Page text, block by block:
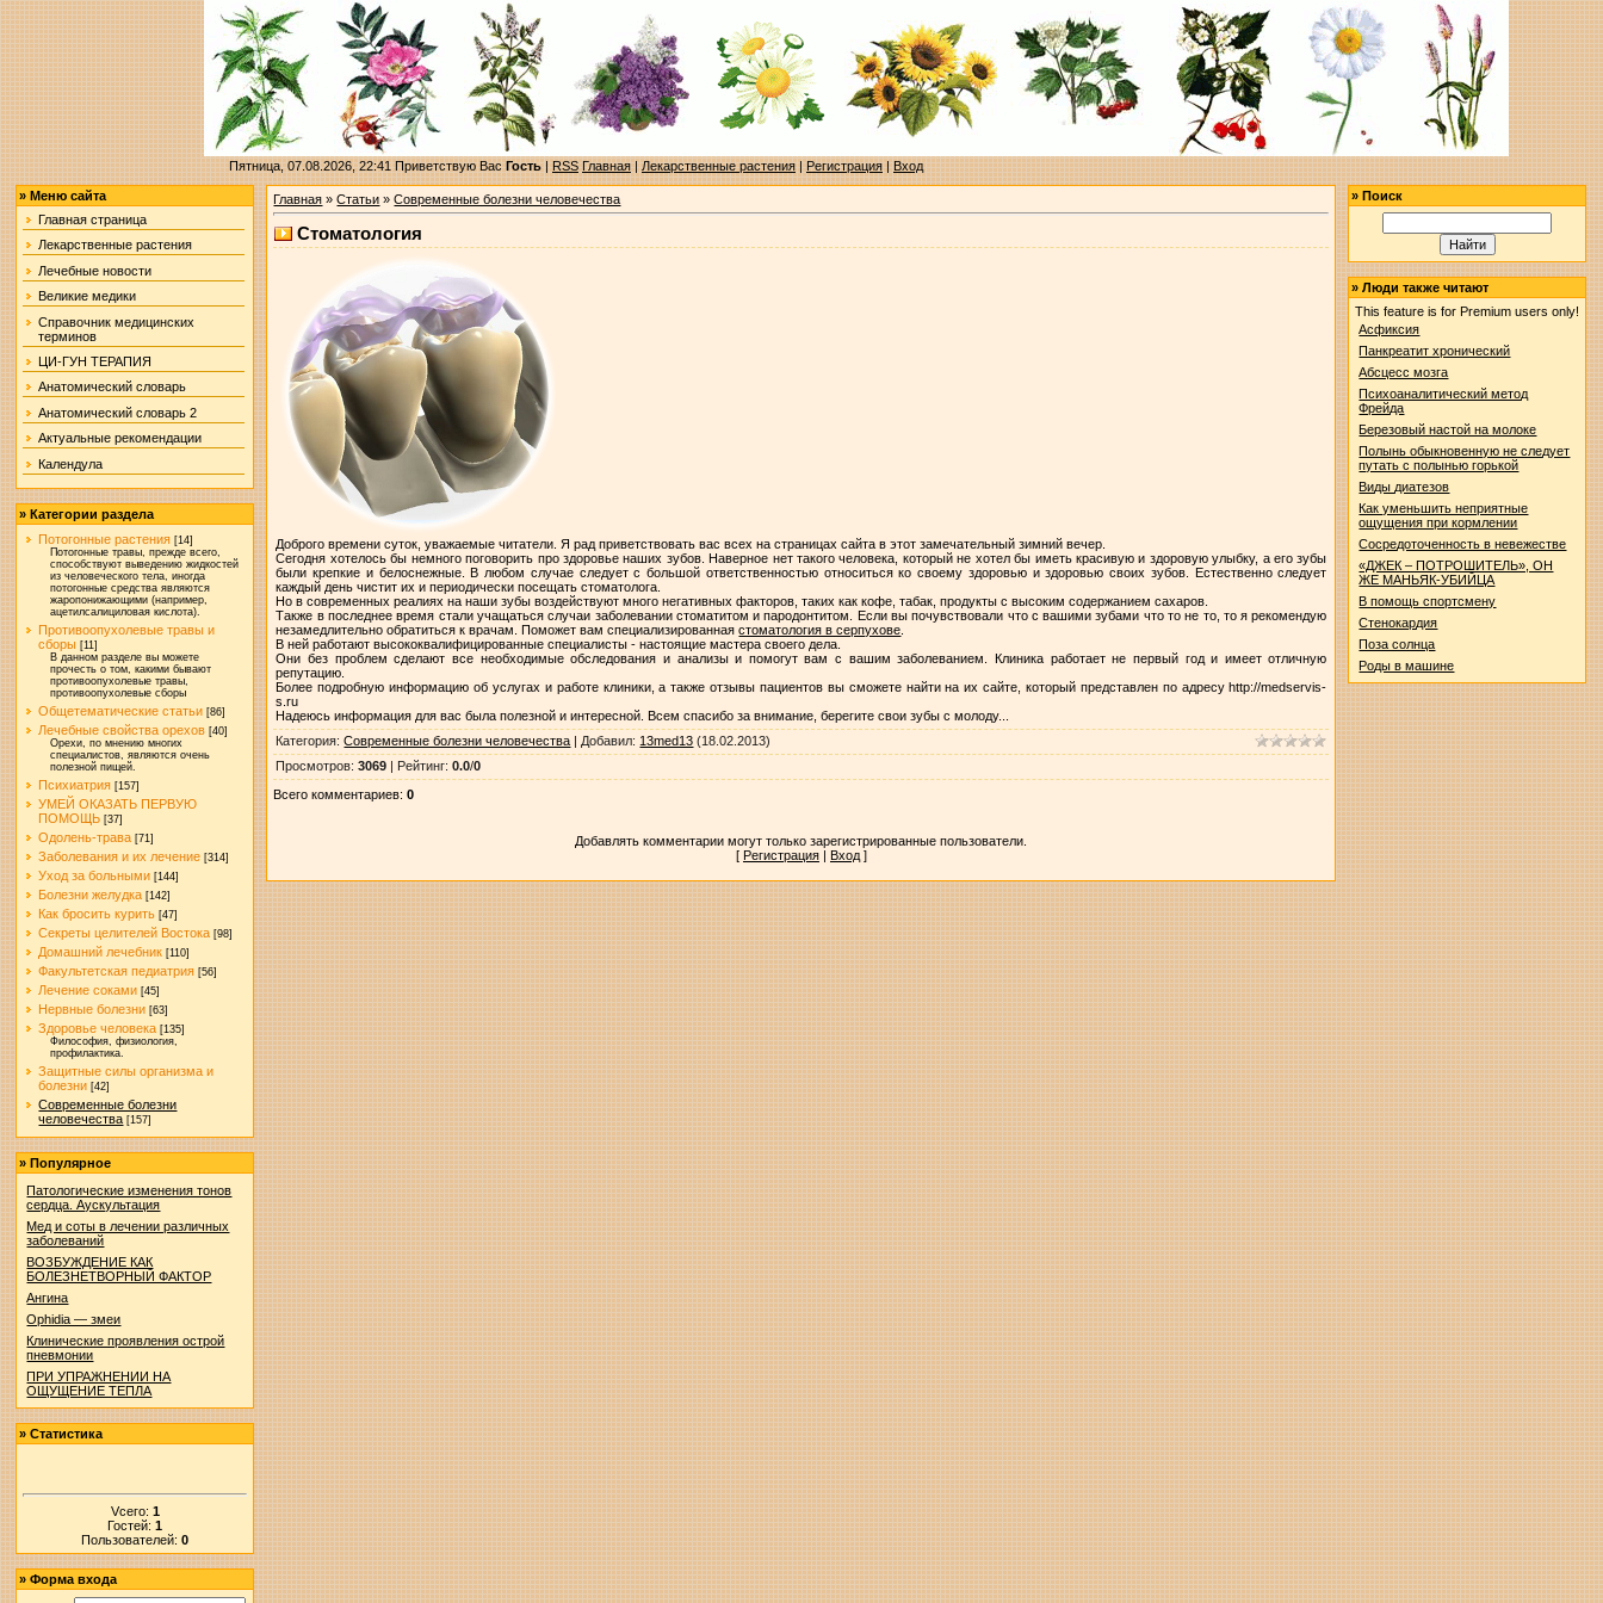
Пятница, 07.08.2026, 22:41Приветствую Вас Гость|RSS Главная|Лекарственные растения|Регистрация|Вход
»Меню сайта
Главная страница
Лекарственные растения
Лечебные новости
Великие медики
Справочник медицинских
терминов
ЦИ-ГУН ТЕРАПИЯ
Анатомический словарь
Анатомический словарь 2
Актуальные рекомендации
Календула
»Категории раздела
Потогонные растения [14]
Потогонные травы, прежде всего,
способствуют выведению жидкостей
из человеческого тела, иногда
потогонные средства являются
жаропонижающими (например,
ацетилсалициловая кислота).
Противоопухолевые травы и
сборы [11]
В данном разделе вы можете
прочесть о том, какими бывают
противоопухолевые травы,
противоопухолевые сборы
Общетематические статьи [86]
Лечебные свойства орехов [40]
Орехи, по мнению многих
специалистов, являются очень
полезной пищей.
Психиатрия [157]
УМЕЙ ОКАЗАТЬ ПЕРВУЮ
ПОМОЩЬ [37]
Одолень-трава [71]
Заболевания и их лечение [314]
Уход за больными [144]
Болезни желудка [142]
Как бросить курить [47]
Секреты целителей Востока [98]
Домашний лечебник [110]
Факультетская педиатрия [56]
Лечение соками [45]
Нервные болезни [63]
Здоровье человека [135]
Философия, физиология,
профилактика.
Защитные силы организма и
болезни [42]
Современные болезни
человечества [157]
»Популярное
Патологические изменения тонов
сердца. Аускультация
Мед и соты в лечении различных
заболеваний
ВОЗБУЖДЕНИЕ КАК
БОЛЕЗНЕТВОРНЫЙ ФАКТОР
Ангина
Ophidia — змеи
Клинические проявления острой
пневмонии
ПРИ УПРАЖНЕНИИ НА
ОЩУЩЕНИЕ ТЕПЛА
»Статистика
Vсего: 1
Гостей:1
Пользователей:0
»Форма входа
Главная »Статьи »Современные болезни человечества
Стоматология
Доброго времени суток, уважаемые читатели. Я рад приветствовать вас всех на страницах сайта в этот замечательный зимний вечер.
Сегодня хотелось бы немного поговорить про здоровье наших зубов. Наверное нет такого человека, который не хотел бы иметь красивую и здоровую улыбку, а его зубы
были крепкие и белоснежные. В любом случае следует с большой ответственностью относиться ко своему здоровью и здоровью своих зубов. Естественно следует
каждый день чистит их и периодически посещать стоматолога.
Но в современных реалиях на наши зубы воздействуют много негативных факторов, таких как кофе, табак, продукты с высоким содержанием сахаров.
Также в последнее время стали учащаться случаи заболевании стоматитом и пародонтитом. Если вы почувствовали что с вашими зубами что то не то, то я рекомендую
незамедлительно обратиться к врачам. Поможет вам специализированнаястоматология в серпухове
В ней работают высококвалифицированные специалисты - настоящие мастера своего дела.
Они без проблем сделают все необходимые обследования и анализы и помогут вам с вашим заболеванием. Клиника работает не первый год и имеет отличную
репутацию.
Более подробную информацию об услугах и работе клиники, а также отзывы пациентов вы сможете найти на их сайте, который представлен по адресу http://medservis-
s.ru
Надеюсь информация для вас была полезной и интересной. Всем спасибо за внимание, берегите свои зубы с молоду...
Категория:Современные болезни человечества | Добавил: 13med13 (18.02.2013)
Просмотров:3069 | Рейтинг:0.0/0
Всего комментариев:0
Добавлять комментарии могут только зарегистрированные пользователи.
[ Регистрация| Вход]
»Поиск
»Люди также читают
This feature is for Premium users only!
Асфиксия
Панкреатит хронический
Абсцесс мозга
Психоаналитический метод
Фрейда
Березовый настой на молоке
Полынь обыкновенную не следует
путать с полынью горькой
Виды диатезов
Как уменьшить неприятные
ощущения при кормлении
Сосредоточенность в невежестве
«ДЖЕК – ПОТРОШИТЕЛЬ», ОН
ЖЕ МАНЬЯК-УБИЙЦА
В помощь спортсмену
Стенокардия
Поза солнца
Роды в машине